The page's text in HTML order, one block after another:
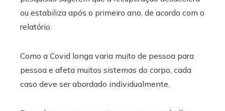
ou estabiliza após o primeiro ano, de acordo com o
relatório.
Como a Covid longa varia muito de pessoa para
pessoa e afeta muitos sistemas do corpo, cada
caso deve ser abordado individualmente.